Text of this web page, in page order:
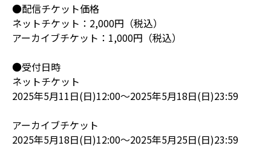
●配信チケット価格
ネットチケット：2,000円（税込）
アーカイブチケット：1,000円（税込）
●受付日時
ネットチケット
2025年5月11日(日)12:00～2025年5月18日(日)23:59
アーカイブチケット
2025年5月18日(日)12:00～2025年5月25日(日)23:59